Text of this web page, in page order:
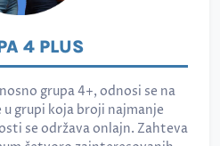
4 PLUS
grupa 4+, odnosi se na
grupi koja broji najmanje
se održava onlajn. Zahteva